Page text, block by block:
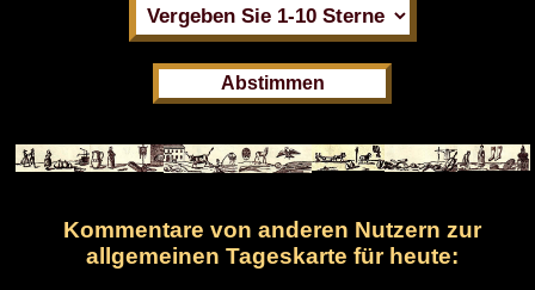
Kommentare von anderen Nutzern zur
allgemeinen Tageskarte für heute: